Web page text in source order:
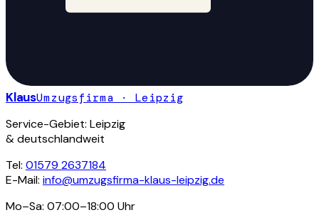
KlausUmzugsfirma · Leipzig
Service-Gebiet: Leipzig
& deutschlandweit
Tel: 01579 2637184
E-Mail: info@umzugsfirma-klaus-leipzig.de
Mo–Sa: 07:00–18:00 Uhr